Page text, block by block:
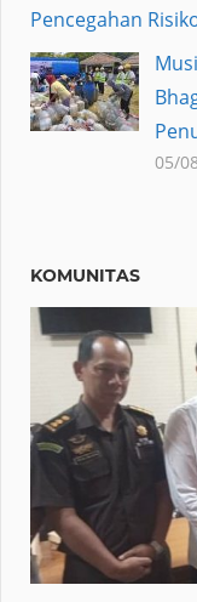
Pencegahan
05/
KOMUNITAS